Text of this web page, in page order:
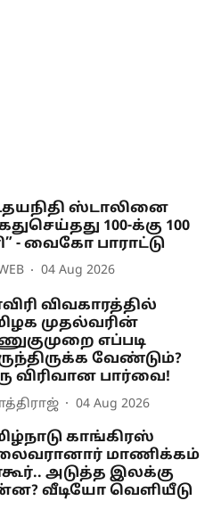
ஸ்டாலினை
100-க்கு 100
- வைகோ பாராட்டு
04 Aug 2026
விவகாரத்தில்
முதல்வரின்
எப்படி
வேண்டும்?
விரிவான பார்வை!
04 Aug 2026
காங்கிரஸ்
மாணிக்கம்
அடுத்த இலக்கு
வீடியோ வெளியீடு